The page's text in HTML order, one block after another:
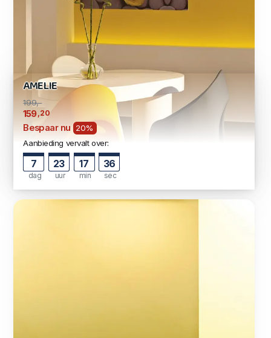
AMELIE
199,-
159 ,20
Bespaar nu
20%
Aanbieding vervalt over:
7
dag
23
uur
17
min
35
sec